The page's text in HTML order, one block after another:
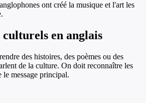
ont créé la musique et l'art les
en anglais
des histoires, des poèmes ou des
de la culture. On doit reconnaître les
le message principal.